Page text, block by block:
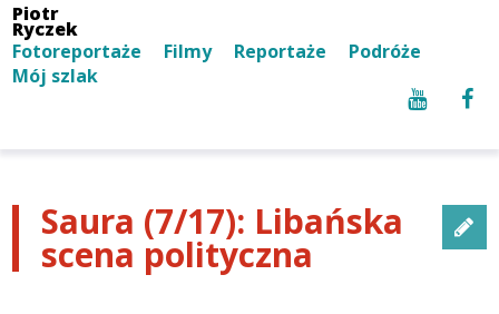
Piotr
Ryczek
Fotoreportaże
Filmy Reportaże
Podróże
Mój szlak
Saura (7/17): Libańska
scena polityczna